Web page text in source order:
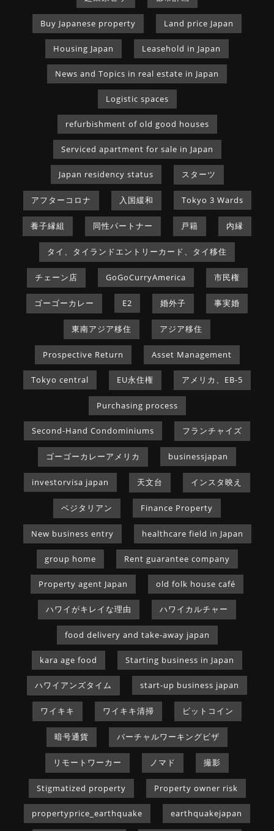
Buy Japanese property Land price Japan
Housing Japan Leasehold in Japan
News and Topics in real estate in Japan
Logistic spaces
refurbishment of old good houses
Serviced apartment for sale in Japan
Japan residency status スターツ
アフターコロナ 入国緩和 Tokyo 3 Wards
養子縁組 同性パートナー 戸籍 内縁
タイ、タイランドエントリーカード、タイ移住
チェーン店 GoGoCurryAmerica 市民権
ゴーゴーカレー E2 婚外子 事実婚
東南アジア移住 アジア移住
Prospective Return Asset Management
Tokyo central EU永住権 アメリカ、EB-5
Purchasing process
Second-Hand Condominiums フランチャイズ
ゴーゴーカレーアメリカ businessjapan
investorvisa japan 天文台 インスタ映え
ベジタリアン Finance Property
New business entry healthcare field in Japan
group home Rent guarantee company
Property agent Japan old folk house café
ハワイがキレイな理由 ハワイカルチャー
food delivery and take-away japan
kara age food Starting business in Japan
ハワイアンズタイム start-up business japan
ワイキキ ワイキキ清掃 ビットコイン
暗号通貨 バーチャルワーキングビザ
リモートワーカー ノマド 撮影
Stigmatized property Property owner risk
propertyprice_earthquake earthquakejapan